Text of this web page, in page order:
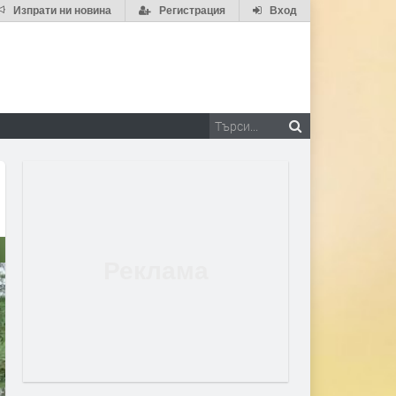
Вход
Регистрация
Изпрати ни новина